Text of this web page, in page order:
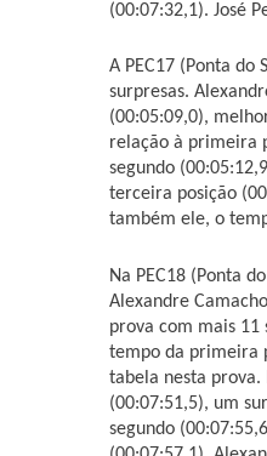
(00:07:32,1). José
A PEC17 (Ponta do
surpresas.
(00:05:09,0),
relação à primeira
segundo
terceira posição
também ele, o
Na PEC18 (Ponta
Alexandre
prova com mais 11
tempo da primeira
tabela nesta
(00:07:51,5), um
segundo